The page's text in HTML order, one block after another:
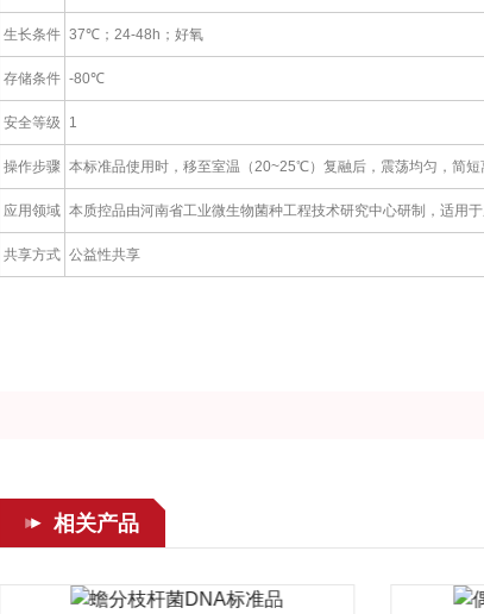
生长条件 37℃；24-48h；好氧
存储条件 -80℃
安全等级 1
操作步骤 本标准品使用时，移至室温（20~25℃）复融后，震荡均匀，简短
应用领域 本质控品由河南省工业微生物菌种工程技术研究中心研制，适用
共享方式 公益性共享
相关产品